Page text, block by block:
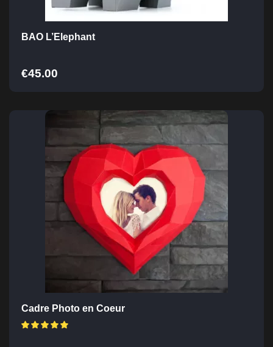
BAO L’Elephant
€45.00
Cadre Photo en Coeur